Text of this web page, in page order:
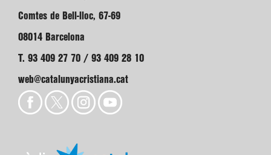
Comtes de Bell-lloc, 67-69
08014 Barcelona
T. 93 409 27 70 / 93 409 28 10
web@catalunyacristiana.cat